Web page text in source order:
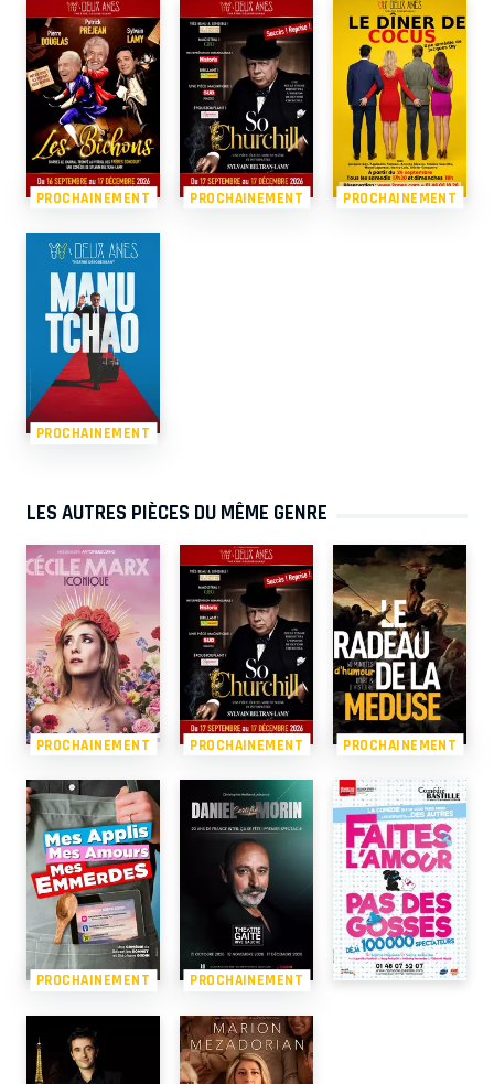
PROCHAINEMENT PROCHAINEMENT PROCHAINEMENT
PROCHAINEMENT
LES AUTRES PIÈCES DU MÊME GENRE
PROCHAINEMENT PROCHAINEMENT PROCHAINEMENT
PROCHAINEMENT PROCHAINEMENT